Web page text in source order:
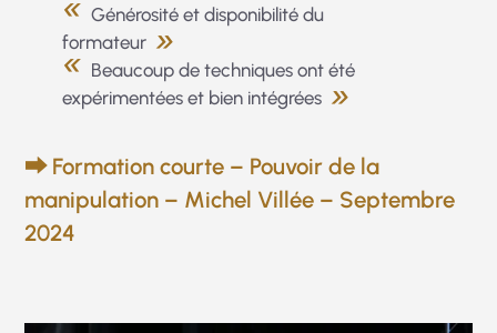
Générosité et disponibilité du
formateur
Beaucoup de techniques ont été
expérimentées et bien intégrées
⮕ Formation courte – Pouvoir de la
manipulation – Michel Villée – Septembre
2024